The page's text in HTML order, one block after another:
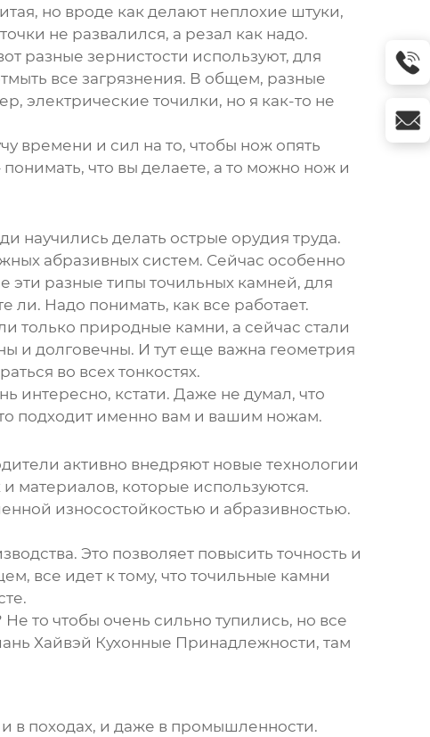
но вроде как делают неплохие штуки,
не развалился, а резал как надо.
разные зернистости используют, для
все загрязнения. В общем, разные
электрические точилки, но я как-то не
времени и сил на то, чтобы нож опять
что вы делаете, а то можно нож и
научились делать острые орудия труда.
абразивных систем. Сейчас особенно
эти разные типы точильных камней, для
ли. Надо понимать, как все работает.
только природные камни, а сейчас стали
и долговечны. И тут еще важна геометрия
во всех тонкостях.
интересно, кстати. Даже не думал, что
подходит именно вам и вашим ножам.
активно внедряют новые технологии
и материалов, которые используются.
износостойкостью и абразивностью.
Это позволяет повысить точность и
все идет к тому, что точильные камни
Не то чтобы очень сильно тупились, но все
Хайвэй Кухонные Принадлежности, там
в походах, и даже в промышленности.